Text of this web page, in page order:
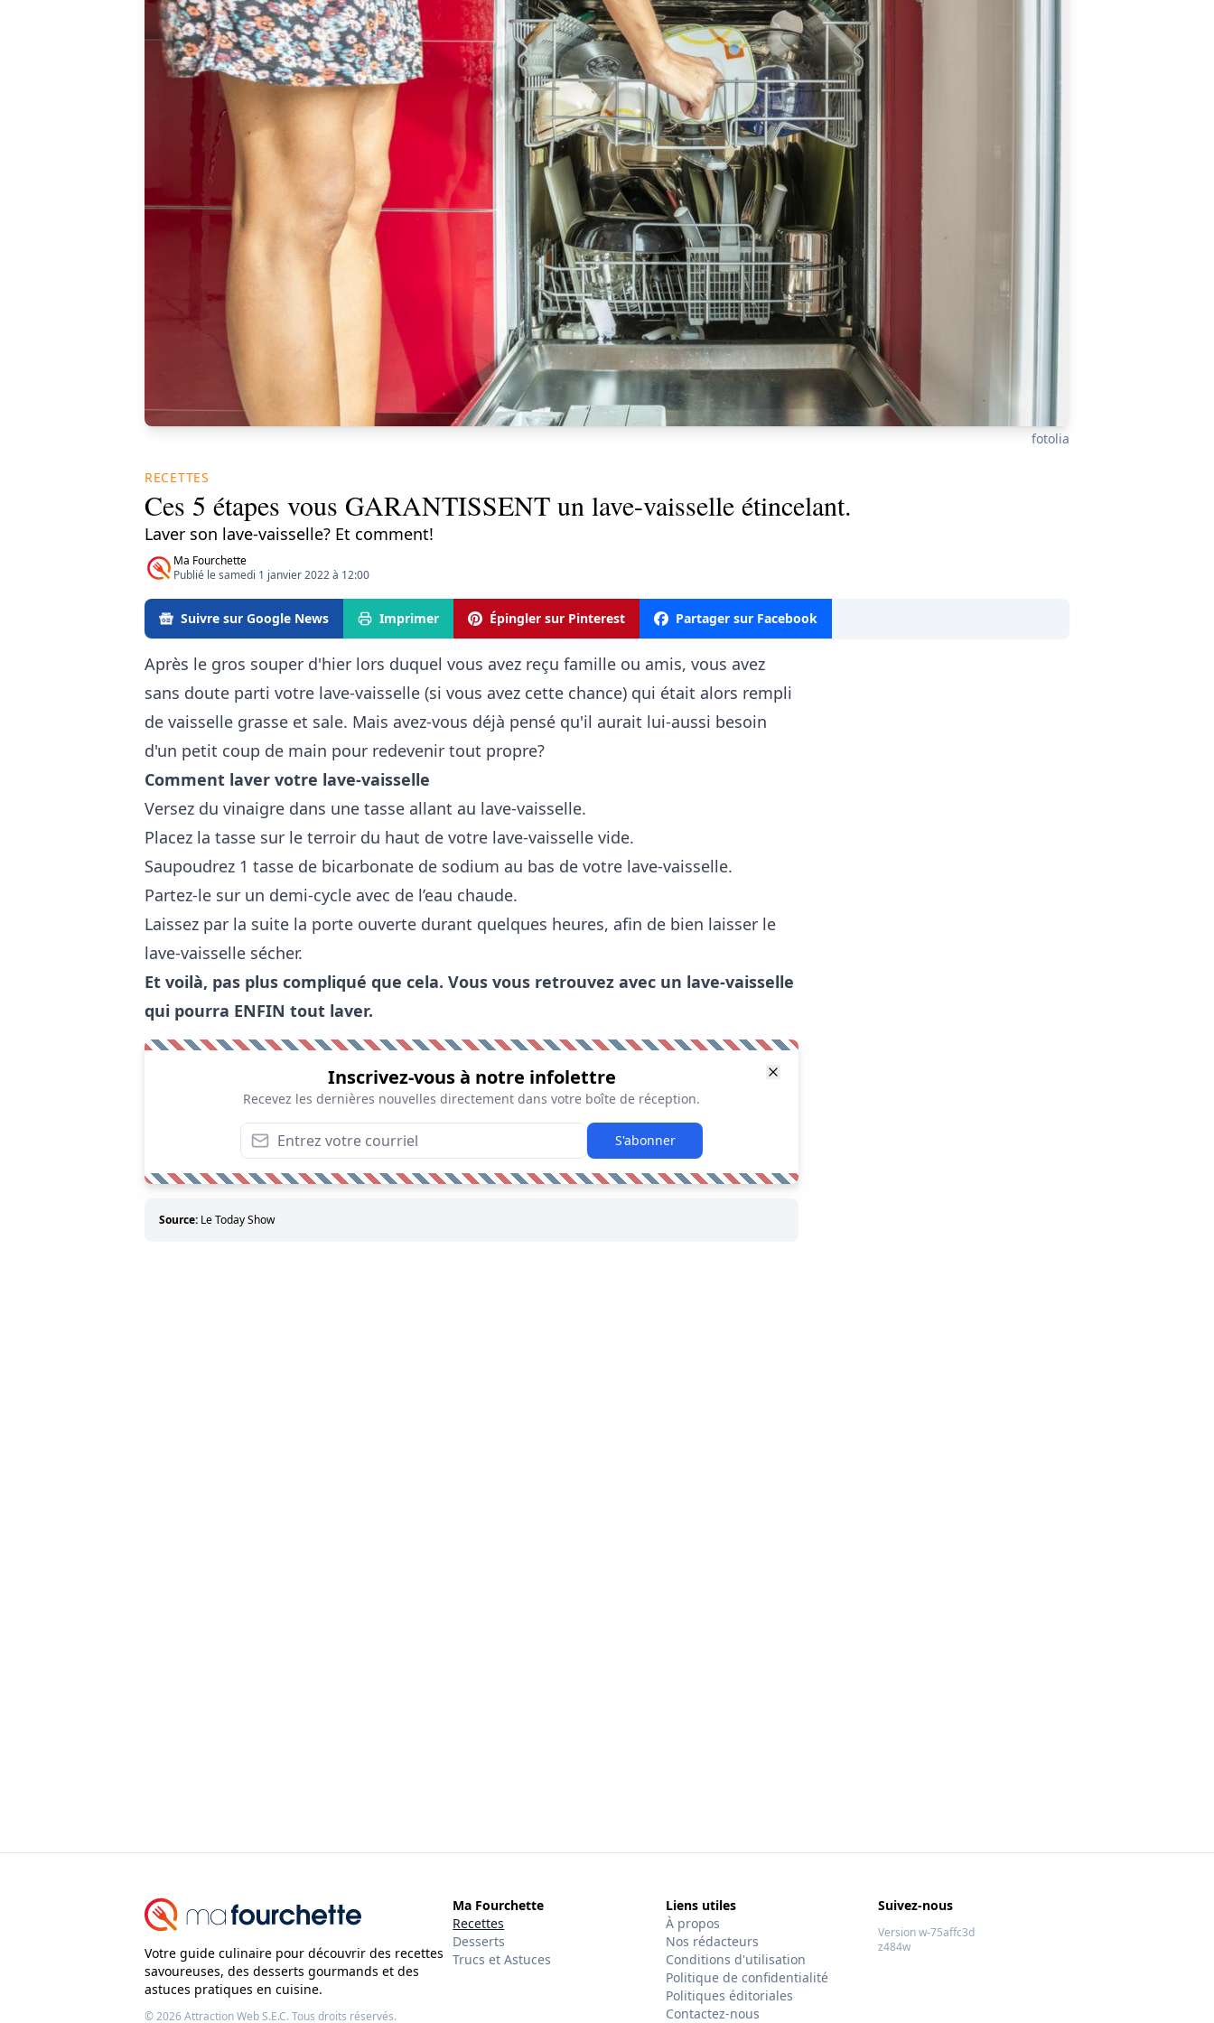
fotolia
RECETTES
Ces 5 étapes vous GARANTISSENT un lave-vaisselle étincelant.
Laver son lave-vaisselle? Et comment!
Ma Fourchette
Publié le samedi 1 janvier 2022 à 12:00
Suivre sur Google News Imprimer Épingler sur Pinterest Partager sur Facebook
Après le gros souper d'hier lors duquel vous avez reçu famille ou amis, vous avez
sans doute parti votre lave-vaisselle (si vous avez cette chance) qui était alors rempli
de vaisselle grasse et sale. Mais avez-vous déjà pensé qu'il aurait lui-aussi besoin
d'un petit coup de main pour redevenir tout propre?
Comment laver votre lave-vaisselle
Versez du vinaigre dans une tasse allant au lave-vaisselle.
Placez la tasse sur le terroir du haut de votre lave-vaisselle vide.
Saupoudrez 1 tasse de bicarbonate de sodium au bas de votre lave-vaisselle.
Partez-le sur un demi-cycle avec de l’eau chaude.
Laissez par la suite la porte ouverte durant quelques heures, afin de bien laisser le
lave-vaisselle sécher.
Et voilà, pas plus compliqué que cela. Vous vous retrouvez avec un lave-vaisselle
qui pourra ENFIN tout laver.
Inscrivez-vous à notre infolettre
Recevez les dernières nouvelles directement dans votre boîte de réception.
S'abonner
Source: Le Today Show
Votre guide culinaire pour découvrir des recettes
savoureuses, des desserts gourmands et des
astuces pratiques en cuisine.
© 2026Attraction Web S.E.C.Tous droits réservés.
Ma Fourchette
Recettes
Desserts
Trucs et Astuces
Liens utiles
À propos
Nos rédacteurs
Conditions d'utilisation
Politique de confidentialité
Politiques éditoriales
Contactez-nous
Suivez-nous
Version w-75affc3d
z484w